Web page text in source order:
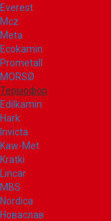
Everest
Mcz
Meta
Ecokamin
Prometall
MORSØ
Термофор
Edilkamin
Hark
Invicta
Kaw-Met
Kratki
Lincar
MBS
Nordica
Новаслав